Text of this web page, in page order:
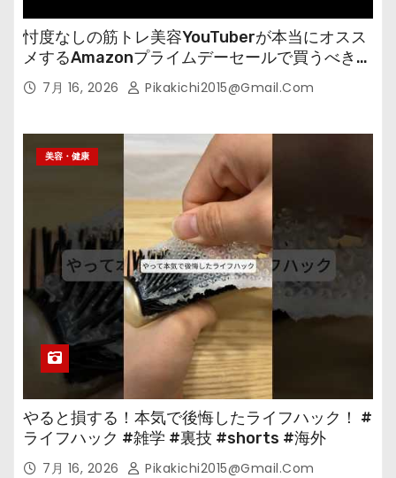
忖度なしの筋トレ美容YouTuberが本当にオスス
メするAmazonプライムデーセールで買うべきも
の 7月 16, 2026 Pikakichi2015@gmail.com
美容・健康
やると損する！本気で後悔したライフハック！ #
ライフハック #雑学 #裏技 #shorts #海外
7月 16, 2026 Pikakichi2015@gmail.com